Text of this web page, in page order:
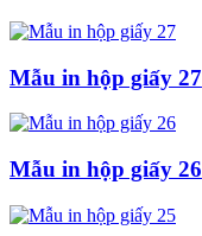
Mẫu in hộp giấy 27
Mẫu in hộp giấy 26